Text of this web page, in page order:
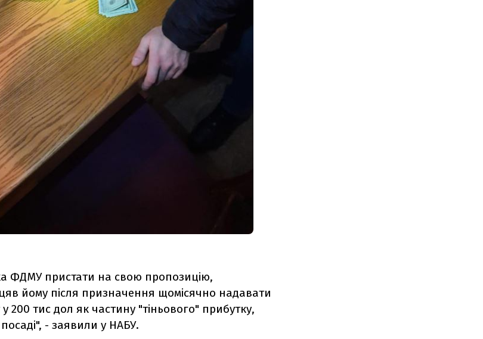
ФДМУ пристати на свою пропозицію,
йому після призначення щомісячно надавати
200 тис дол як частину "тіньового" прибутку,
- заявили у НАБУ.